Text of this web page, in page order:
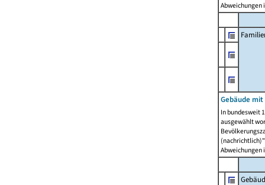
Abweichungen
Gebäude
In bundesweit
ausgewählt
Abweichungen